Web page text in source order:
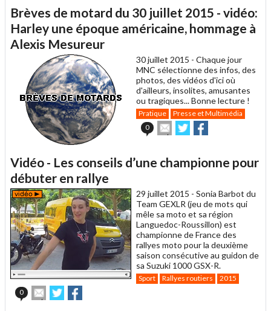
à
un
ami
Brèves de motard du 30 juillet 2015 - vidéo:
Harley une époque américaine, hommage à
Alexis Mesureur
30 juillet 2015 - Chaque jour
MNC sélectionne des infos, des
photos, des vidéos d'ici où
d'ailleurs, insolites, amusantes
ou tragiques... Bonne lecture !
Pratique
Presse et Multimédia
0
Envoyer
cet
un
Partager
sur sur
Vidéo - Les conseils d’une championne pour
débuter en rallye
29 juillet 2015 - Sonia Barbot du
Team GEXLR (jeu de mots qui
mêle sa moto et sa région
Languedoc-Roussillon) est
championne de France des
rallyes moto pour la deuxième
saison consécutive au guidon de
sa Suzuki 1000 GSX-R.
Sport Rallyes routiers
2015
0
Envoyer
cet
Partager
sur sur